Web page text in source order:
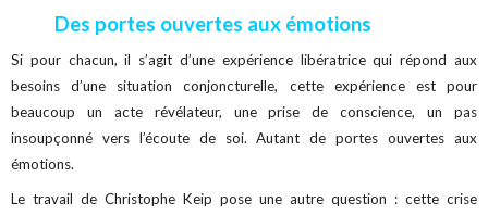
Des portes ouvertes aux émotions
Si pour chacun, il s’agit d’une expérience libératrice qui répond aux
besoins d’une situation conjoncturelle, cette expérience est pour
beaucoup un acte révélateur, une prise de conscience, un pas
insoupçonné vers l’écoute de soi. Autant de portes ouvertes aux
émotions.
Le travail de Christophe Keip pose une autre question : cette crise